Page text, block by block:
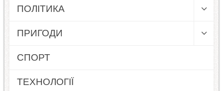
ПОЛІТИКА
ПРИГОДИ
СПОРТ
ТЕХНОЛОГІЇ